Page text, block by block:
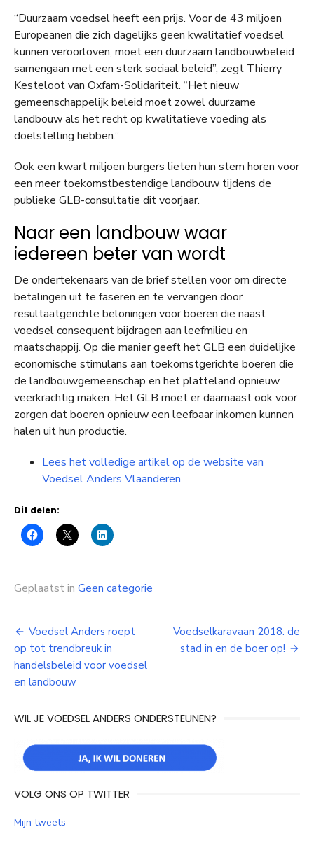
“Duurzaam voedsel heeft een prijs. Voor de 43 miljoen
Europeanen die zich dagelijks geen kwalitatief voedsel
kunnen veroorloven, moet een duurzaam landbouwbeleid
samengaan met een sterk sociaal beleid”, zegt Thierry
Kesteloot van Oxfam-Solidariteit. “Het nieuw
gemeenschappelijk beleid moet zowel duurzame
landbouw als het recht op kwalitatieve voeding als
doelstelling hebben.”
Ook een kwart miljoen burgers lieten hun stem horen voor
een meer toekomstbestendige landbouw tijdens de
publieke GLB-consultatie dit voorjaar.
Naar een landbouw waar
iedereen beter van wordt
De ondertekenaars van de brief stellen voor om directe
betalingen uit te faseren en te vervangen door
resultaatgerichte beloningen voor boeren die naast
voedsel consequent bijdragen aan leefmilieu en
maatschappij. Op die manier geeft het GLB een duidelijke
economische stimulans aan toekomstgerichte boeren die
de landbouwgemeenschap en het platteland opnieuw
veerkrachtig maken. Het GLB moet er daarnaast ook voor
zorgen dat boeren opnieuw een leefbaar inkomen kunnen
halen uit hun productie.
Lees het volledige artikel op de website van
Voedsel Anders Vlaanderen
Dit delen:
Geplaatst in Geen categorie
Bericht
navigatie
Voedsel Anders roept
op tot trendbreuk in
handelsbeleid voor voedsel
en landbouw
Voedselkaravaan 2018: de
stad in en de boer op!
WIL JE VOEDSEL ANDERS ONDERSTEUNEN?
VOLG ONS OP TWITTER
Mijn tweets